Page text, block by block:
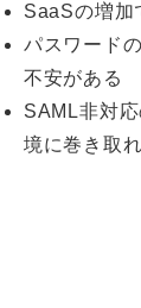
SaaSの増加
パスワード
不安がある
SAML非対
境に巻き取